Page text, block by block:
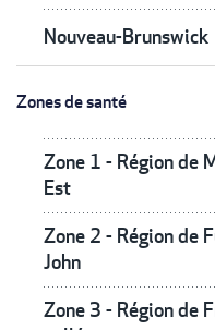
Nouveau-Brunswick
Zones de santé
Zone 1 - Région de
Est
Zone 2 - Région de
John
Zone 3 - Région de